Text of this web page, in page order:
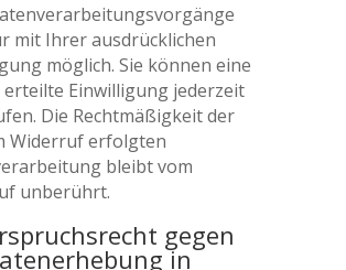
mit Ihrer ausdrücklichen
möglich. Sie können eine
Einwilligung jederzeit
Die Rechtmäßigkeit der
Widerruf erfolgten
bleibt vom
unberührt.
gegen
in